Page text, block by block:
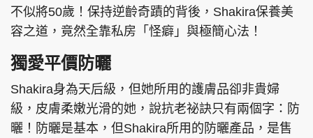
頭條日報
親子王 Oh!爸媽 JobMarket
不似將50歲！保持逆齡奇蹟的背後，Shakira保養美
容之道，竟然全靠私房「怪癖」與極簡心法！
獨愛平價防曬
Shakira身為天后級，但她所用的護膚品卻非貴婦
級，皮膚柔嫩光滑的她，說抗老祕訣只有兩個字：防
曬！防曬是基本，但Shakira所用的防曬產品，是售